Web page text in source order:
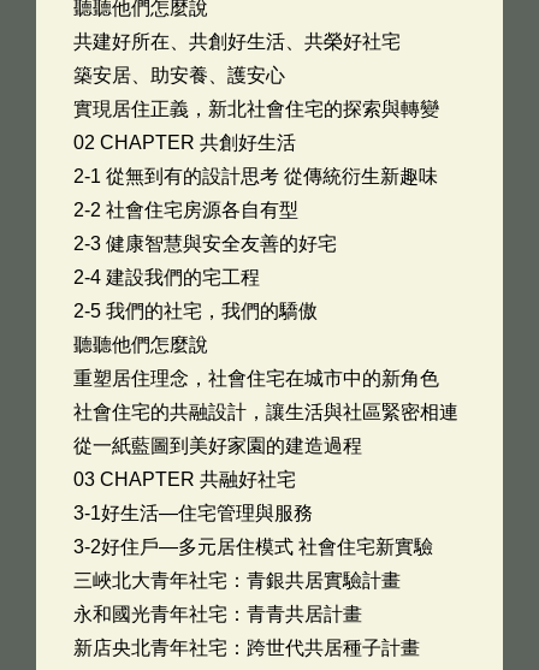
聽聽他們怎麼說
共建好所在、共創好生活、共榮好社宅
築安居、助安養、護安心
實現居住正義，新北社會住宅的探索與轉變
02 CHAPTER 共創好生活
2-1 從無到有的設計思考 從傳統衍生新趣味
2-2 社會住宅房源各自有型
2-3 健康智慧與安全友善的好宅
2-4 建設我們的宅工程
2-5 我們的社宅，我們的驕傲
聽聽他們怎麼說
重塑居住理念，社會住宅在城市中的新角色
社會住宅的共融設計，讓生活與社區緊密相連
從一紙藍圖到美好家園的建造過程
03 CHAPTER 共融好社宅
3-1好生活—住宅管理與服務
3-2好住戶—多元居住模式 社會住宅新實驗
三峽北大青年社宅：青銀共居實驗計畫
永和國光青年社宅：青青共居計畫
新店央北青年社宅：跨世代共居種子計畫